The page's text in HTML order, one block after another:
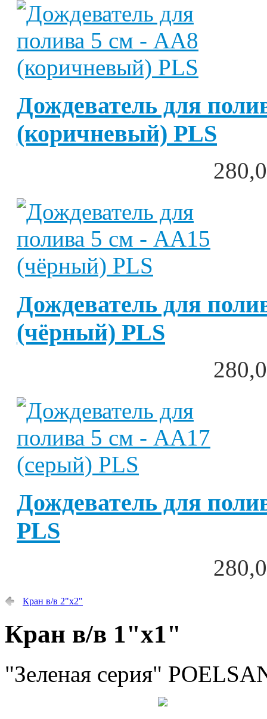
Дождеватель для
(коричневый) PLS
Дождеватель для
(чёрный) PLS
Дождеватель для
PLS
Кран в/в 2"х2"
Кран в/в 1"х1"
"Зеленая серия"